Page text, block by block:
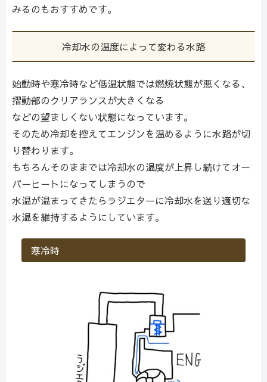
みるのもおすすめです。
冷却水の温度によって変わる水路
始動時や寒冷時など低温状態では燃焼状態が悪くなる、
摺動部のクリアランスが大きくなる
などの望ましくない状態になっています。
そのため冷却を控えてエンジンを温めるように水路が切
り替わります。
もちろんそのままでは冷却水の温度が上昇し続けてオー
バーヒートになってしまうので
水温が温まってきたらラジエターに冷却水を送り適切な
水温を維持するようにしています。
寒冷時